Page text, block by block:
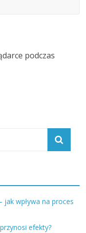
podczas
jak wpływa na proces
efekty?